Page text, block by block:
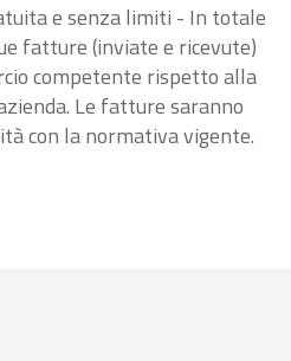
e senza limiti - In totale
fatture (inviate e ricevute)
competente rispetto alla
Le fatture saranno
con la normativa vigente.